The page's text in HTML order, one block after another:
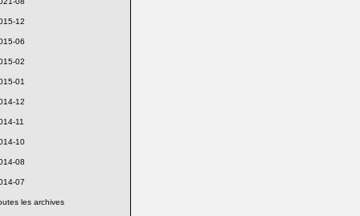
12
06
02
01
12
11
10
08
07
les archives